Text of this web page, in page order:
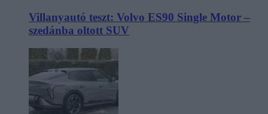
Villanyautó teszt: Volvo ES90 Single Motor –
szedánba oltott SUV